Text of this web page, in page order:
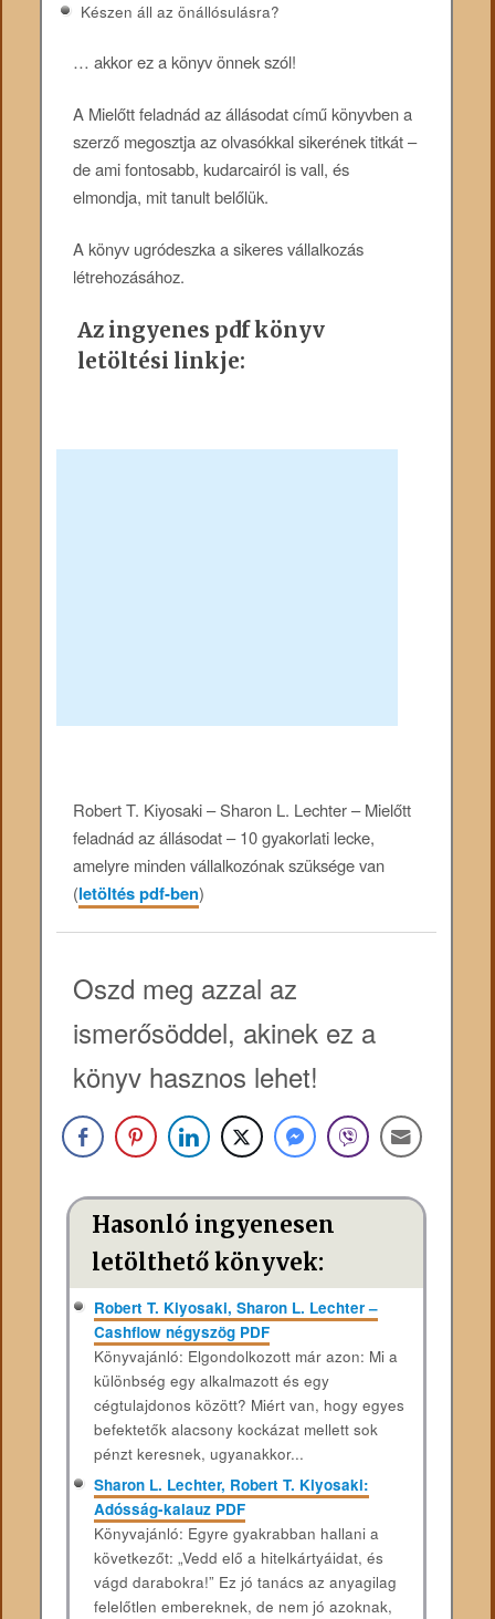
Készen áll az önállósulásra?
… akkor ez a könyv önnek szól!
A Mielőtt feladnád az állásodat című könyvben a
szerző megosztja az olvasókkal sikerének titkát –
de ami fontosabb, kudarcairól is vall, és
elmondja, mit tanult belőlük.
A könyv ugródeszka a sikeres vállalkozás
létrehozásához.
Az ingyenes pdf könyv
letöltési linkje:
Robert T. Kiyosaki – Sharon L. Lechter – Mielőtt
feladnád az állásodat – 10 gyakorlati lecke,
amelyre minden vállalkozónak szüksége van
(letöltés pdf-ben)
Oszd meg azzal az
ismerősöddel, akinek ez a
könyv hasznos lehet!
Hasonló ingyenesen
letölthető könyvek:
Robert T. Kiyosaki, Sharon L. Lechter –
Cashflow négyszög PDF
Könyvajánló: Elgondolkozott már azon: Mi a
különbség egy alkalmazott és egy
cégtulajdonos között? Miért van, hogy egyes
befektetők alacsony kockázat mellett sok
pénzt keresnek, ugyanakkor...
Sharon L. Lechter, Robert T. Kiyosaki:
Adósság-kalauz PDF
Könyvajánló: Egyre gyakrabban hallani a
következőt: „Vedd elő a hitelkártyáidat, és
vágd darabokra!” Ez jó tanács az anyagilag
felelőtlen embereknek, de nem jó azoknak,